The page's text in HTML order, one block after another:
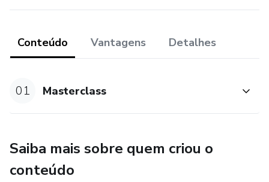
Conteúdo Vantagens Detalhes
01 Masterclass
Saiba mais sobre quem criou o
conteúdo